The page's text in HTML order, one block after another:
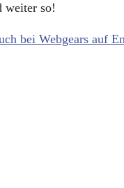
weiter so!
bei Webgears auf